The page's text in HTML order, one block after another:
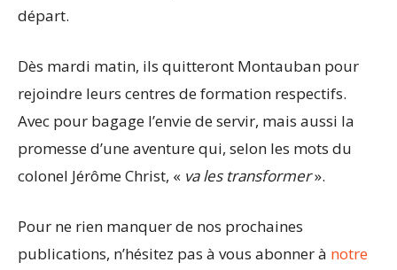
départ.
Dès mardi matin, ils quitteront Montauban pour
rejoindre leurs centres de formation respectifs.
Avec pour bagage l’envie de servir, mais aussi la
promesse d’une aventure qui, selon les mots du
colonel Jérôme Christ, « va les transformer».
Pour ne rien manquer de nos prochaines
publications, n’hésitez pas à vous abonner à notre